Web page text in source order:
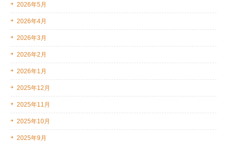
2026年5月
2026年4月
2026年3月
2026年2月
2026年1月
2025年12月
2025年11月
2025年10月
2025年9月